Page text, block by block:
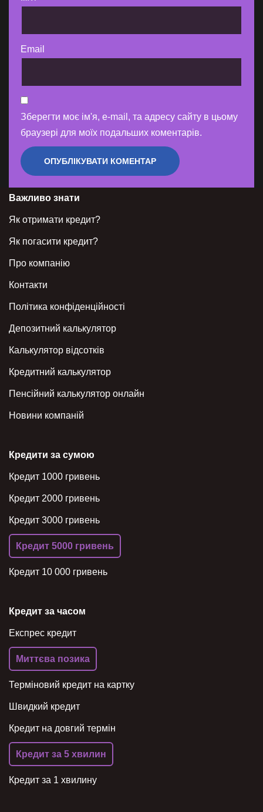
Email
Зберегти моє ім'я, e-mail, та адресу сайту в цьому
браузері для моїх подальших коментарів.
Важливо знати
Як отримати кредит?
Як погасити кредит?
Про компанію
Контакти
Політика конфіденційності
Депозитний калькулятор
Калькулятор відсотків
Кредитний калькулятор
Пенсійний калькулятор онлайн
Новини компаній
Кредити за сумою
Кредит 1000 гривень
Кредит 2000 гривень
Кредит 3000 гривень
Кредит 5000 гривень
Кредит 10 000 гривень
Кредит за часом
Експрес кредит
Миттєва позика
Терміновий кредит на картку
Швидкий кредит
Кредит на довгий термін
Кредит за 5 хвилин
Кредит за 1 хвилину